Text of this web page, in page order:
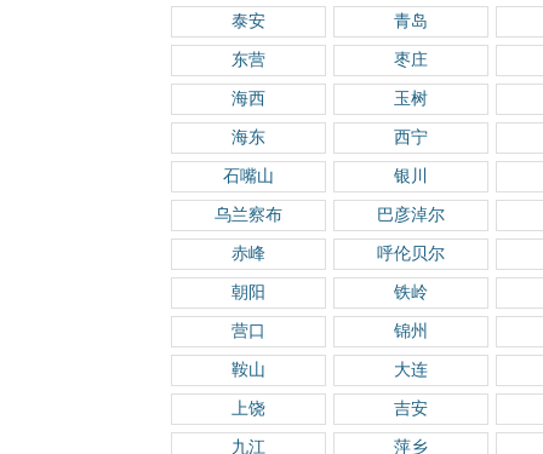
泰安 青岛
东营 枣庄
海西 玉树
海东 西宁
石嘴山 银川
乌兰察布 巴彦淖尔
赤峰 呼伦贝尔
朝阳 铁岭
营口 锦州
鞍山 大连
上饶 吉安
九江 萍乡